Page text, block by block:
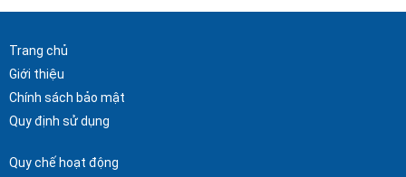
Trang chủ
Giới thiệu
Chính sách bảo mật
Quy định sử dụng
Quy chế hoạt động